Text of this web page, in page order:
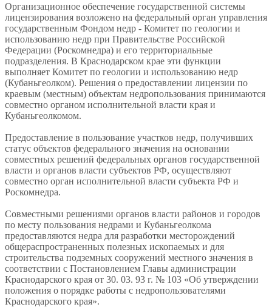
Организационное обеспечение государственной системы
лицензирования возложено на федеральный орган управления
государственным Фондом недр - Комитет по геологии и
использованию недр при Правительстве Российской
Федерации (Роскомнедра) и его территориальные
подразделения. В Краснодарском крае эти функции
выполняет Комитет по геологии и использованию недр
(Кубаньгеолком). Решения о предоставлении лицензии по
краевым (местным) объектам недропользования принимаются
совместно органом исполнительной власти края и
Кубаньгеолкомом.
Предоставление в пользование участков недр, получивших
статус объектов федерального значения на основании
совместных решений федеральных органов государственной
власти и органов власти субъектов РФ, осуществляют
совместно орган исполнительной власти субъекта РФ и
Роскомнедра.
Совместными решениями органов власти районов и городов
по месту пользования недрами и Кубаньгеолкома
предоставляются недра для разработки месторождений
общераспространенных полезных ископаемых и для
строительства подземных сооружений местного значения в
соответствии с Постановлением Главы администрации
Краснодарского края от 30. 03. 93 г. № 103 «Об утверждении
положения о порядке работы с недропользователями
Краснодарского края».